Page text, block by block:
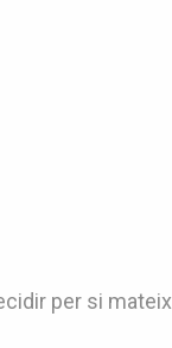
per si mateix